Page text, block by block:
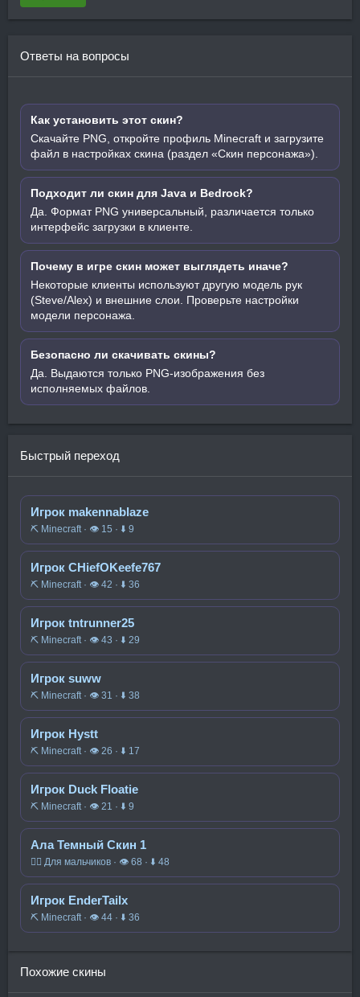
Ответы на вопросы
Как установить этот скин?
Скачайте PNG, откройте профиль Minecraft и загрузите
файл в настройках скина (раздел «Скин персонажа»).
Подходит ли скин для Java и Bedrock?
Да. Формат PNG универсальный, различается только
интерфейс загрузки в клиенте.
Почему в игре скин может выглядеть иначе?
Некоторые клиенты используют другую модель рук
(Steve/Alex) и внешние слои. Проверьте настройки
модели персонажа.
Безопасно ли скачивать скины?
Да. Выдаются только PNG-изображения без
исполняемых файлов.
Быстрый переход
Игрок makennablaze
⛏️ Minecraft · 👁 15 · ⬇ 9
Игрок CHiefOKeefe767
⛏️ Minecraft · 👁 42 · ⬇ 36
Игрок tntrunner25
⛏️ Minecraft · 👁 43 · ⬇ 29
Игрок suww
⛏️ Minecraft · 👁 31 · ⬇ 38
Игрок Hystt
⛏️ Minecraft · 👁 26 · ⬇ 17
Игрок Duck Floatie
⛏️ Minecraft · 👁 21 · ⬇ 9
Ала Темный Скин 1
🧍‍♂️ Для мальчиков · 👁 68 · ⬇ 48
Игрок EnderTailx
⛏️ Minecraft · 👁 44 · ⬇ 36
Похожие скины